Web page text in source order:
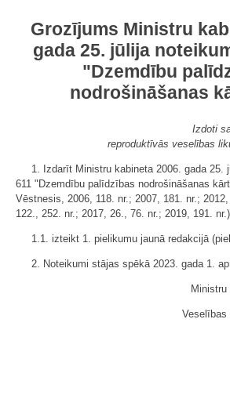
Grozījums Ministru
gada 25. jūlija
"Dzemdību
nodrošināšanas
Izdoti
reproduktīvās veselības
1. Izdarīt Ministru kabineta 2006. gada 25.
611 "Dzemdību palīdzības nodrošināšanas
Vēstnesis, 2006, 118. nr.; 2007, 181. nr.;
122., 252. nr.; 2017, 26., 76. nr.; 2019, 191.
1.1. izteikt 1. pielikumu jaunā redakcijā (
2. Noteikumi stājas spēkā 2023. gada 1.
Veselības